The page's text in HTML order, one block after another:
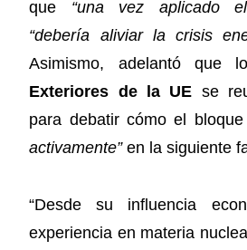
que “una vez aplicado
“debería aliviar la crisis
Asimismo, adelantó que
Exteriores de la UE se
para debatir cómo el
activamente”en la siguiente
“Desde su influencia
experiencia en materia